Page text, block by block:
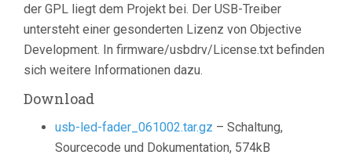
der GPL liegt dem Projekt bei. Der USB-Treiber
untersteht einer gesonderten Lizenz von Objective
Development. In firmware/usbdrv/License.txt befinden
sich weitere Informationen dazu.
Download
usb-led-fader_061002.tar.gz – Schaltung,
Sourcecode und Dokumentation, 574kB